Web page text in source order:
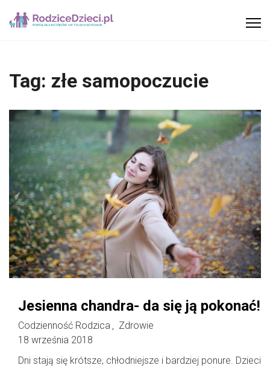
Tag: złe samopoczucie
Jesienna chandra- da się ją pokonać!
Codzienność Rodzica
Zdrowie
18 września 2018
Dni stają się krótsze, chłodniejsze i bardziej ponure. Dzieci